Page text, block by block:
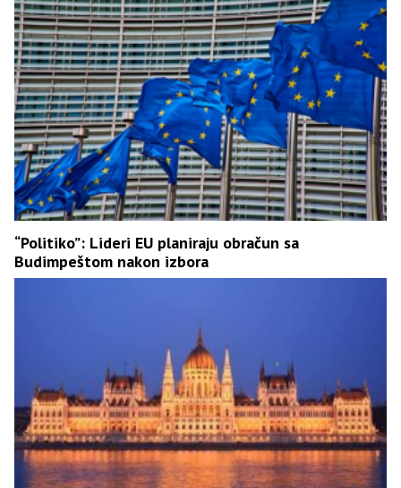
“Politiko”: Lideri EU planiraju obračun sa
Budimpeštom nakon izbora